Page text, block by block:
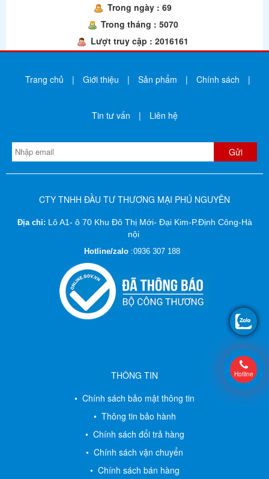
Trong ngày : 69
Trong tháng : 5070
Lượt truy cập : 2016161
Trang chủ | Giới thiệu | Sản phẩm | Chính sách |
Tin tư vấn | Liên hệ
CTY TNHH ĐẦU TƯ THƯƠNG MẠI PHÚ NGUYÊN
Địa chỉ: Lô A1- ô 70 Khu Đô Thị Mới- Đại Kim-P.Định Công-Hà
nội
Hotline/zalo :0936 307 188
THÔNG TIN
• Chính sách bảo mật thông tin
• Thông tin bảo hành
• Chính sách đổi trả hàng
• Chính sách vận chuyển
• Chính sách bán hàng
Hotline